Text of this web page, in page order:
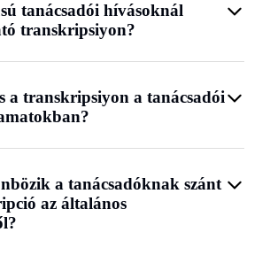
tanácsadói hívásoknál
transkripsiyon?
a transkripsiyon a tanácsadói
a tanácsadóknak szánt
az általános